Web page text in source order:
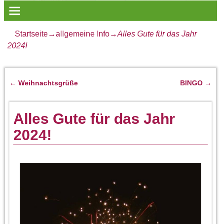
Startseite→allgemeine Info→Alles Gute für das Jahr
2024!
← Weihnachtsgrüße BINGO →
Alles Gute für das Jahr
2024!